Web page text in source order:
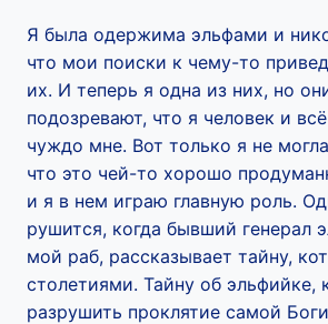
Я была одержима эльфами и
что мои поиски к чему-то
их. И теперь я одна из них, но
подозревают, что я человек и
чуждо мне. Вот только я не
что это чей-то хорошо
и я в нем играю главную роль.
рушится, когда бывший генерал
мой раб, рассказывает тайну,
столетиями. Тайну об эльфийке,
разрушить проклятие самой